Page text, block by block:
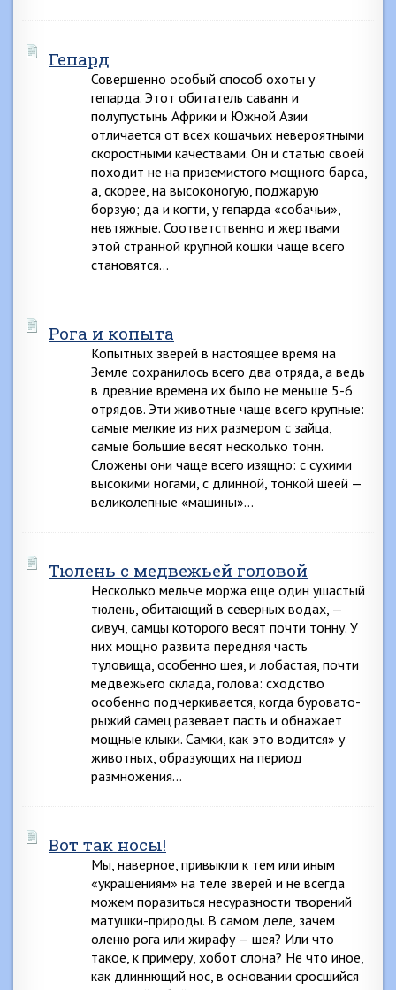
Гепард
Совершенно особый способ охоты у
гепарда. Этот обитатель саванн и
полупустынь Африки и Южной Азии
отличается от всех кошачьих невероятными
скоростными качествами. Он и статью своей
походит не на приземистого мощного барса,
а, скорее, на высоконогую, поджарую
борзую; да и когти, у гепарда «собачьи»,
невтяжные. Соответственно и жертвами
этой странной крупной кошки чаще всего
становятся…
Рога и копыта
Копытных зверей в настоящее время на
Земле сохранилось всего два отряда, а ведь
в древние времена их было не меньше 5-6
отрядов. Эти животные чаще всего крупные:
самые мелкие из них размером с зайца,
самые большие весят несколько тонн.
Сложены они чаще всего изящно: с сухими
высокими ногами, с длинной, тонкой шеей —
великолепные «машины»…
Тюлень с медвежьей головой
Несколько мельче моржа еще один ушастый
тюлень, обитающий в северных водах, —
сивуч, самцы которого весят почти тонну. У
них мощно развита передняя часть
туловища, особенно шея, и лобастая, почти
медвежьего склада, голова: сходство
особенно подчеркивается, когда буровато-
рыжий самец разевает пасть и обнажает
мощные клыки. Самки, как это водится» у
животных, образующих на период
размножения…
Вот так носы!
Мы, наверное, привыкли к тем или иным
«украшениям» на теле зверей и не всегда
можем поразиться несуразности творений
матушки-природы. В самом деле, зачем
оленю рога или жирафу — шея? Или что
такое, к примеру, хобот слона? Не что иное,
как длиннющий нос, в основании сросшийся